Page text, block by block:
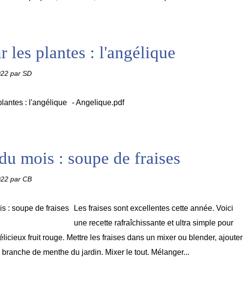
les plantes : l'angélique
par SD
- Angelique.pdf
mois : soupe de fraises
par CB
Les fraises sont excellentes cette année. Voici
une recette rafraîchissante et ultra simple pour
fruit rouge. Mettre les fraises dans un mixer ou blender, ajouter
de menthe du jardin. Mixer le tout. Mélanger...